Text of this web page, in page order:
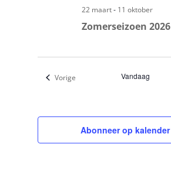
22 maart- 11 oktober
Zomerseizoen 2026
Vorige Vandaag
Abonneer op kalender